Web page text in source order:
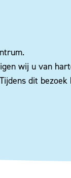
wij u van
dit